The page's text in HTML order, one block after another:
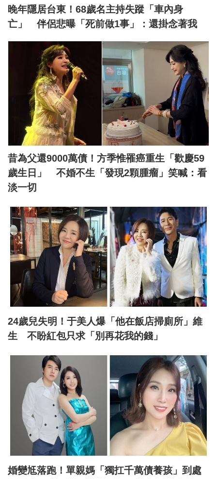
晚年隱居台東！68歲名主持失蹤「車內身
亡」 伴侶悲曝「死前做1事」：還掛念著我
昔為父還9000萬債！方季惟罹癌重生「歡慶59
歲生日」 不婚不生「發現2顆腫瘤」笑喊：看
淡一切
24歲兒失明！于美人爆「他在飯店掃廁所」維
生 不盼紅包只求「別再花我的錢」
婚變尪落跑！單親媽「獨扛千萬債養孩」到處